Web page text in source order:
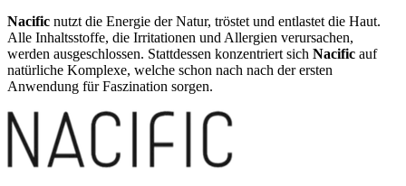
Nacific nutzt die Energie der Natur, tröstet und entlastet die Haut.
Alle Inhaltsstoffe, die Irritationen und Allergien verursachen,
werden ausgeschlossen. Stattdessen konzentriert sich Nacific auf
natürliche Komplexe, welche schon nach nach der ersten
Anwendung für Faszination sorgen.